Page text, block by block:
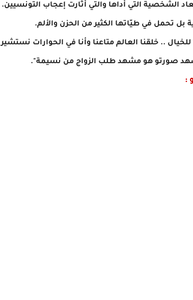
الشخصية التي أداها والتي أثارت إعجاب التونسيين.
تحمل في طيّاتها الكثير من الحزن والألم.
.. خلقنا العالم متاعنا وأنا في الحوارات نستشير
صورتو هو مشهد طلب الزواج من نسيمة".
: